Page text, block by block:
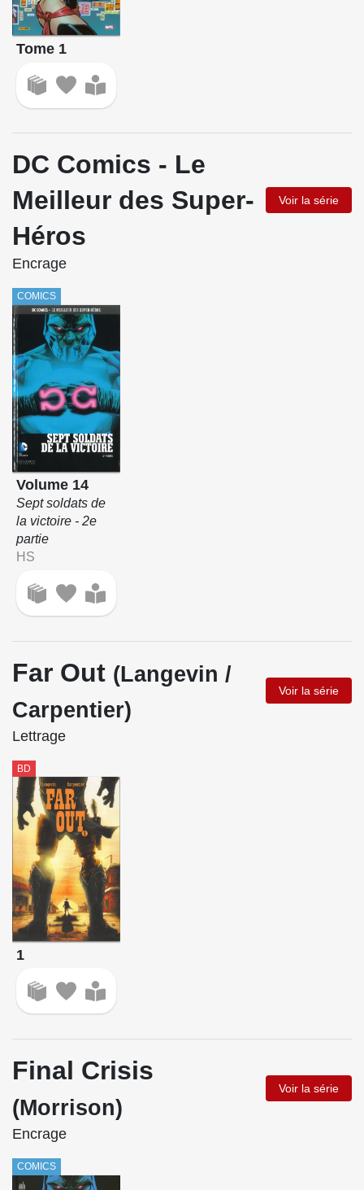
Tome 1
DC Comics - Le
Meilleur des Super-
Héros
Voir la série
Encrage
COMICS
Volume 14
Sept soldats de
la victoire - 2e
partie
HS
Far Out (Langevin /
Carpentier)
Voir la série
Lettrage
BD
1
Final Crisis
(Morrison)
Voir la série
Encrage
COMICS